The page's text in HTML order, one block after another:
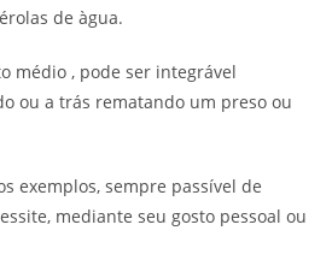
de àgua.
médio , pode ser integrável
ou a trás rematando um preso ou
exemplos, sempre passível de
mediante seu gosto pessoal ou